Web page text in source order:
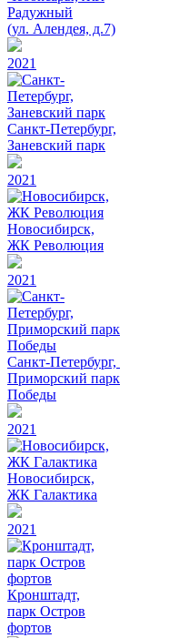
Радужный
(ул. Алендея, д.7)
2021
Санкт-Петербург,
Заневский парк
2021
Новосибирск,
ЖК Революция
2021
Санкт-Петербург,
Приморский парк
Победы
2021
Новосибирск,
ЖК Галактика
2021
Кронштадт,
парк Остров
фортов